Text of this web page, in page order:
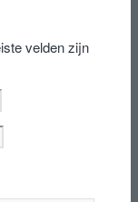
velden zijn